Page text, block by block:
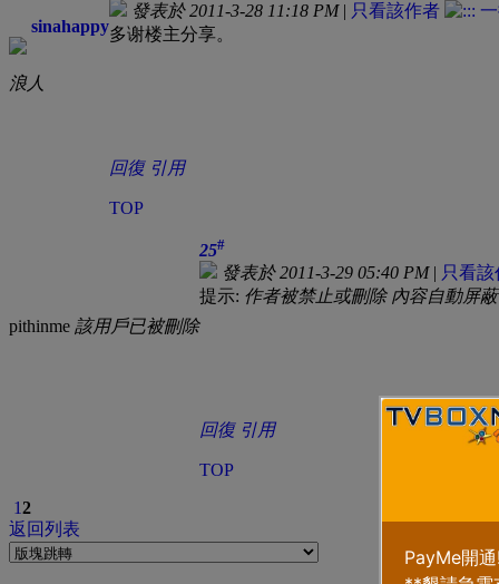
sinahappy
浪人
發表於 2011-3-28 11:18 PM| 只看該作者
多谢楼主分享。
回復 引用
TOP
pithinme 該用戶已被刪除
25#
發表於 2011-3-29 05:40 PM| 只看
提示: 作者被禁止或刪除 內容自動屏蔽
回復 引用
TOP
12
返回列表